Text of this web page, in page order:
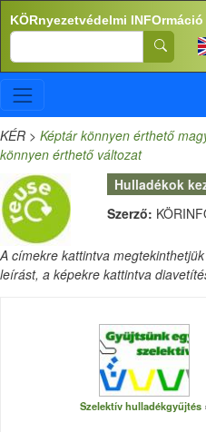
Ugrás a tartalomra
KÖRnyezetvédelmi INFOrmáció
Search
KÉR > Képtár könnyen érthető
könnyen érthető változat
Hulladékok
Szerző:
A címekre kattintva
leírást, a képekre kattintva
Szelektív hulladékgyűjtés